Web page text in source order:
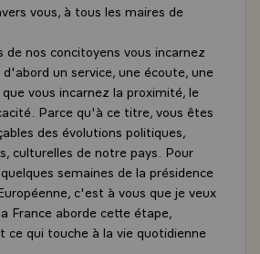
vous, à tous les maires de
de nos concitoyens vous incarnez
un service, une écoute, une
vous incarnez la proximité, le
Parce qu'à ce titre, vous êtes
des évolutions politiques,
culturelles de notre pays. Pour
semaines de la présidence
c'est à vous que je veux
France aborde cette étape,
qui touche à la vie quotidienne